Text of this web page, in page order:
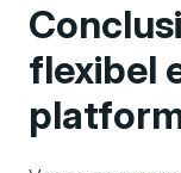
flexibel